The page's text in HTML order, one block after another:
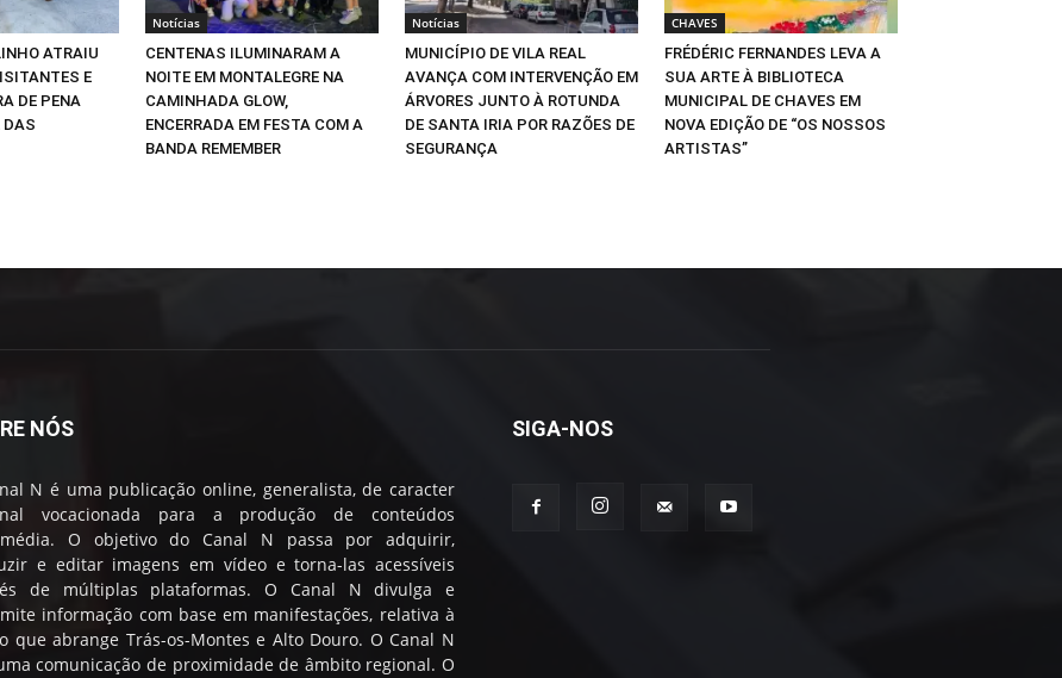
ATRAIU
E
DE PENA
DAS
Notícias
CENTENAS ILUMINARAM A
NOITE EM MONTALEGRE NA
CAMINHADA GLOW,
ENCERRADA EM FESTA COM A
BANDA REMEMBER
Notícias
MUNICÍPIO DE VILA REAL
AVANÇA COM INTERVENÇÃO EM
ÁRVORES JUNTO À ROTUNDA
DE SANTA IRIA POR RAZÕES DE
SEGURANÇA
CHAVES
FRÉDÉRIC FERNANDES LEVA A
SUA ARTE À BIBLIOTECA
MUNICIPAL DE CHAVES EM
NOVA EDIÇÃO DE “OS NOSSOS
ARTISTAS”
NÓS
N é uma publicação online, generalista, de caracter
vocacionada para a produção de conteúdos
O objetivo do Canal N passa por adquirir,
e editar imagens em vídeo e torna-las acessíveis
de múltiplas plataformas. O Canal N divulga e
informação com base em manifestações, relativa à
que abrange Trás-os-Montes e Alto Douro. O Canal N
comunicação de proximidade de âmbito regional. O
SIGA-NOS